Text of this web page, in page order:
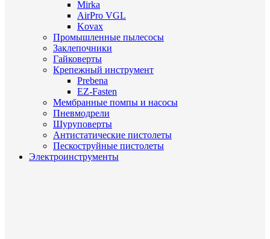
Mirka
AirPro VGL
Kovax
Промышленные пылесосы
Заклепочники
Гайковерты
Крепежный инструмент
Prebena
EZ-Fasten
Мембранные помпы и насосы
Пневмодрели
Шуруповерты
Антистатические пистолеты
Пескоструйные пистолеты
Электроинструменты